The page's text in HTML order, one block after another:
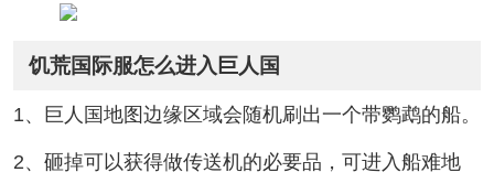
饥荒国际服怎么进入巨人国
1、巨人国地图边缘区域会随机刷出一个带鹦鹉的船。
2、砸掉可以获得做传送机的必要品，可进入船难地